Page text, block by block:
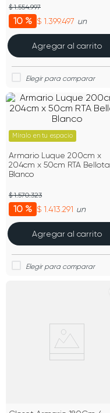
10 % $ 1.399.497
$ 1.554.997
un
Agregar al carrito
Míralo en tu espacio
Armario Luque 200cm x
204cm x 50cm RTA Bellota
Blanco
10 % $ 1.413.291
$ 1.570.323
un
Agregar al carrito